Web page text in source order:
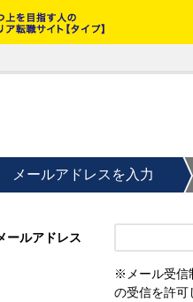
メールアドレスを入力
ールアドレス
※メール受信
の受信を許可